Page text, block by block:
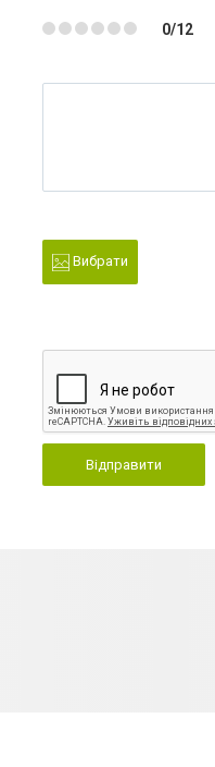
0/12
Вибрати
Відправити